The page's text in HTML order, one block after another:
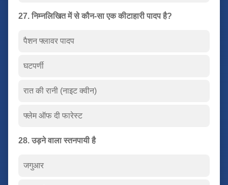
27. निम्नलिखित में से कौन-सा एक कीटाहारी पादप है?
पैशन फ्लावर पादप
घटपर्णी
रात की रानी (नाइट क्वीन)
फ्लेम ऑफ दी फारेस्ट
28. उड़ने वाला स्तनपायी है
जगुआर